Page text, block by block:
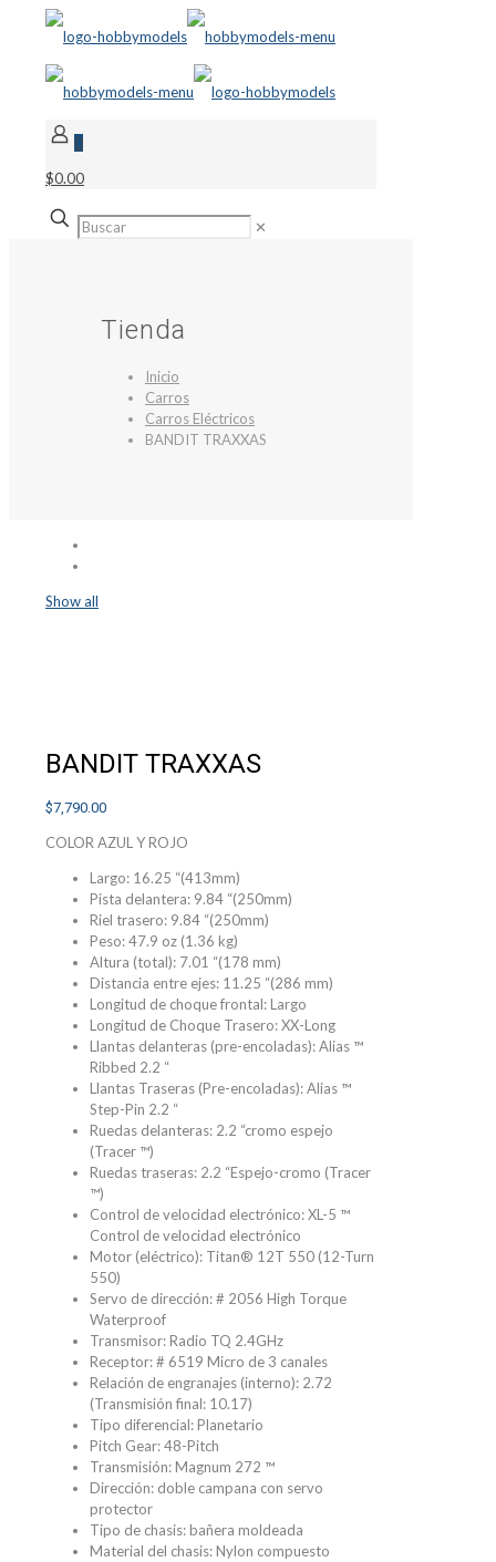
0
$0.00
✕
Tienda
Inicio
Carros
Carros Eléctricos
BANDIT TRAXXAS
Show all
BANDIT TRAXXAS
$7,790.00
COLOR AZUL Y ROJO
Largo: 16.25 “(413mm)
Pista delantera: 9.84 “(250mm)
Riel trasero: 9.84 “(250mm)
Peso: 47.9 oz (1.36 kg)
Altura (total): 7.01 “(178 mm)
Distancia entre ejes: 11.25 “(286 mm)
Longitud de choque frontal: Largo
Longitud de Choque Trasero: XX-Long
Llantas delanteras (pre-encoladas): Alias ​​™
Ribbed 2.2 “
Llantas Traseras (Pre-encoladas): Alias ​​™
Step-Pin 2.2 “
Ruedas delanteras: 2.2 “cromo espejo
(Tracer ™)
Ruedas traseras: 2.2 “Espejo-cromo (Tracer
™)
Control de velocidad electrónico: XL-5 ™
Control de velocidad electrónico
Motor (eléctrico): Titan® 12T 550 (12-Turn
550)
Servo de dirección: # 2056 High Torque
Waterproof
Transmisor: Radio TQ 2.4GHz
Receptor: # 6519 Micro de 3 canales
Relación de engranajes (interno): 2.72
(Transmisión final: 10.17)
Tipo diferencial: Planetario
Pitch Gear: 48-Pitch
Transmisión: Magnum 272 ™
Dirección: doble campana con servo
protector
Tipo de chasis: bañera moldeada
Material del chasis: Nylon compuesto